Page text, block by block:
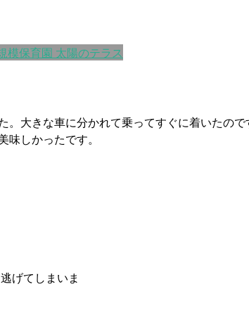
模保育園 太陽のテラス
大きな車に分かれて乗ってすぐに着いたの
しかったです。
げてしまいま